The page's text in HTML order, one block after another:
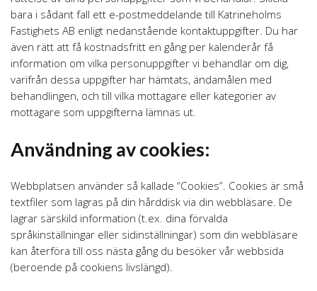
bara i sådant fall ett e-postmeddelande till Katrineholms
Fastighets AB enligt nedanstående kontaktuppgifter. Du har
även rätt att få kostnadsfritt en gång per kalenderår få
information om vilka personuppgifter vi behandlar om dig,
varifrån dessa uppgifter har hämtats, ändamålen med
behandlingen, och till vilka mottagare eller kategorier av
mottagare som uppgifterna lämnas ut.
Användning av cookies:
Webbplatsen använder så kallade “Cookies”. Cookies är små
textfiler som lagras på din hårddisk via din webbläsare. De
lagrar särskild information (t.ex. dina förvalda
språkinställningar eller sidinställningar) som din webbläsare
kan återföra till oss nästa gång du besöker vår webbsida
(beroende på cookiens livslängd).